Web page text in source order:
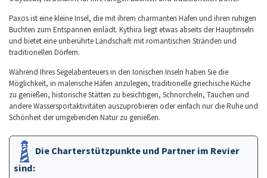
Paxos ist eine kleine Insel, die mit ihrem charmanten Hafen und ihren ruhigen
Buchten zum Entspannen einlädt. Kythira liegt etwas abseits der Hauptinseln
und bietet eine unberührte Landschaft mit romantischen Stränden und
traditionellen Dörfern.
Während Ihres Segelabenteuers in den Ionischen Inseln haben Sie die
Möglichkeit, in malerische Häfen anzulegen, traditionelle griechische Küche
zu genießen, historische Stätten zu besichtigen, Schnorcheln, Tauchen und
andere Wassersportaktivitäten auszuprobieren oder einfach nur die Ruhe und
Schönheit der umgebenden Natur zu genießen.
Die Charterstützpunkte und Partner im Revier
sind: